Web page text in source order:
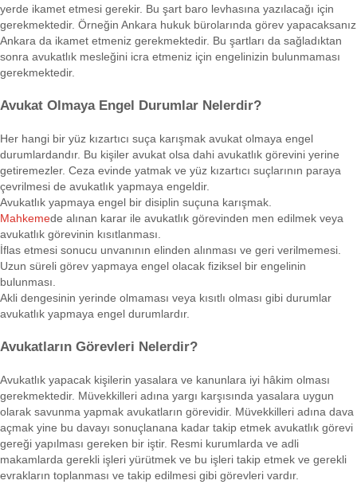
yerde ikamet etmesi gerekir. Bu şart baro levhasına yazılacağı için
gerekmektedir. Örneğin Ankara hukuk bürolarında görev yapacaksanız
Ankara da ikamet etmeniz gerekmektedir. Bu şartları da sağladıktan
sonra avukatlık mesleğini icra etmeniz için engelinizin bulunmaması
gerekmektedir.
Avukat Olmaya Engel Durumlar Nelerdir?
Her hangi bir yüz kızartıcı suça karışmak avukat olmaya engel
durumlardandır. Bu kişiler avukat olsa dahi avukatlık görevini yerine
getiremezler. Ceza evinde yatmak ve yüz kızartıcı suçlarının paraya
çevrilmesi de avukatlık yapmaya engeldir.
Avukatlık yapmaya engel bir disiplin suçuna karışmak.
Mahkemede alınan karar ile avukatlık görevinden men edilmek veya
avukatlık görevinin kısıtlanması.
İflas etmesi sonucu unvanının elinden alınması ve geri verilmemesi.
Uzun süreli görev yapmaya engel olacak fiziksel bir engelinin
bulunması.
Akli dengesinin yerinde olmaması veya kısıtlı olması gibi durumlar
avukatlık yapmaya engel durumlardır.
Avukatların Görevleri Nelerdir?
Avukatlık yapacak kişilerin yasalara ve kanunlara iyi hâkim olması
gerekmektedir. Müvekkilleri adına yargı karşısında yasalara uygun
olarak savunma yapmak avukatların görevidir. Müvekkilleri adına dava
açmak yine bu davayı sonuçlanana kadar takip etmek avukatlık görevi
gereği yapılması gereken bir iştir. Resmi kurumlarda ve adli
makamlarda gerekli işleri yürütmek ve bu işleri takip etmek ve gerekli
evrakların toplanması ve takip edilmesi gibi görevleri vardır.